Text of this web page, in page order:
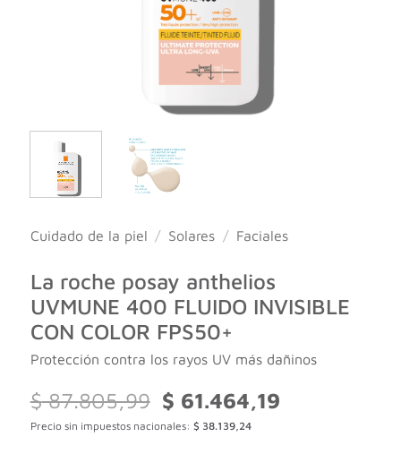
Cuidado de la piel / Solares / Faciales
La roche posay anthelios
UVMUNE 400 FLUIDO INVISIBLE
CON COLOR FPS50+
Protección contra los rayos UV más dañinos
$87.805,99
El
precio
original
$ 61.464,19El
Precio sin impuestos nacionales: $ 38.139,24